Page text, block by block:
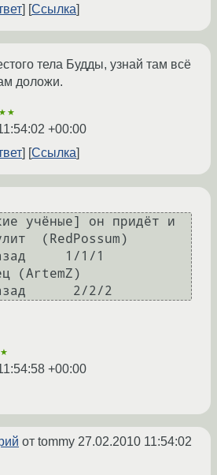
Ссылка
тела Будды, узнай там всё
доложи.
+00:00
Ссылка
учёные] он придёт и
(RedPossum)
1/1/1
(ArtemZ)
+00:00
от tommy 27.02.2010 11:54:02